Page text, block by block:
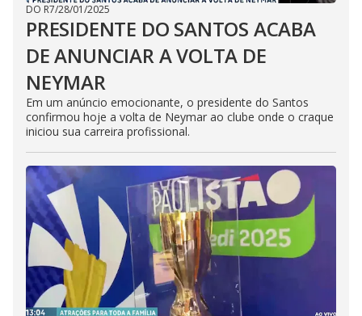
DO R7/28/01/2025
PRESIDENTE DO SANTOS ACABA
DE ANUNCIAR A VOLTA DE
NEYMAR
Em um anúncio emocionante, o presidente do Santos
confirmou hoje a volta de Neymar ao clube onde o craque
iniciou sua carreira profissional.